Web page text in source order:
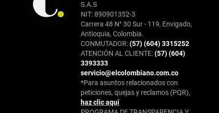
S.A.S
NIT: 890901352-3
Carrera 48 N° 30 Sur - 119, Envigado,
Antioquia, Colombia.
CONMUTADOR:(57) (604) 3315252
ATENCIÓN AL CLIENTE:(57) (604)
3393333
servicio@elcolombiano.com.co
*Para asuntos relacionados con
peticiones, quejas y reclamos (PQR),
haz clic aquí